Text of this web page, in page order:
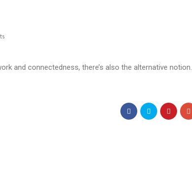
and connectedness, there’s also the alternative notion.